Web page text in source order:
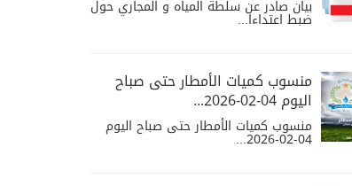
بيان صادر عن سلطة المياه و المجاري حول
ضبط اعتداءا...
منسوب كميات الأمطار حتى صباح
اليوم 04-02-2026...
منسوب كميات الأمطار حتى صباح اليوم
04-02-2026...